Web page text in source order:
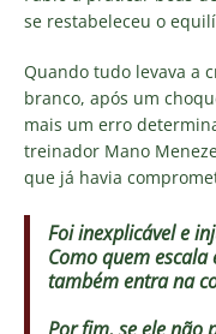
se restabeleceu o
Quando tudo levava a
branco, após um
mais um erro
treinador Mano
que já havia
Foi inexplicável e
Como quem escala
também entra na